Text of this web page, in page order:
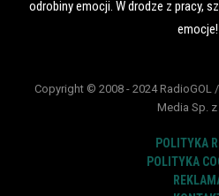
odrobiny emocji. W drodze z pracy,
emocje!
Copyright © 2008 - 2024 RadioGOL
Media Sp.
POLITYKA
POLITYKA